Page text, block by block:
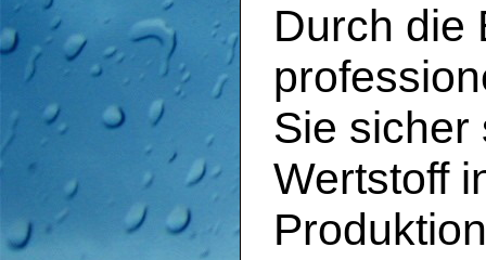
Durch die
Sie sicher
Wertstoff